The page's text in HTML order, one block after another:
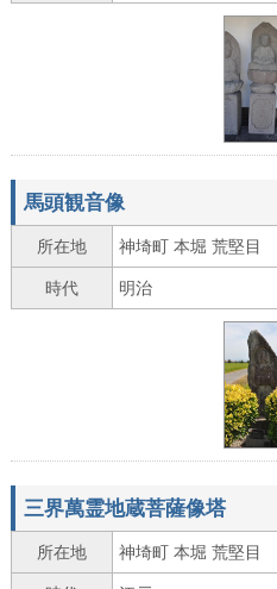
馬頭観音像
所在地 神埼町 本堀 荒堅目
時代 明治
三界萬霊地蔵菩薩像塔
所在地 神埼町 本堀 荒堅目